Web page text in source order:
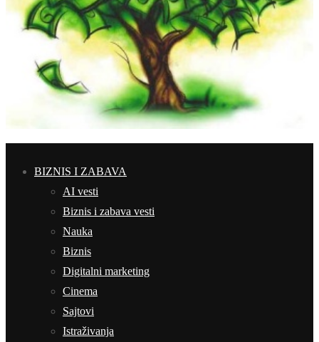
BIZNIS I ZABAVA
AI vesti
Biznis i zabava vesti
Nauka
Biznis
Digitalni marketing
Cinema
Sajtovi
Istraživanja